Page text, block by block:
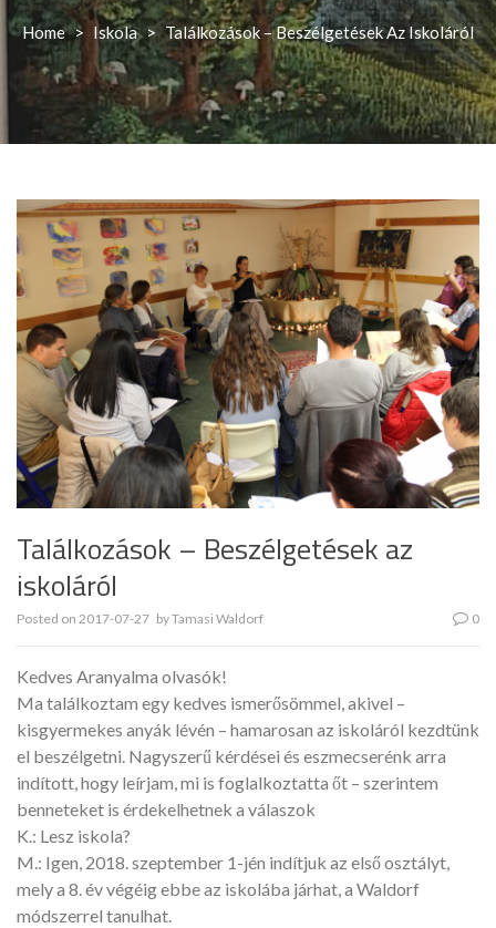
Home > Iskola > Találkozások – Beszélgetések Az Iskoláról
Találkozások – Beszélgetések az
iskoláról
Posted on 2017-07-27 byTamasi Waldorf 0
Kedves Aranyalma olvasók!
Ma találkoztam egy kedves ismerősömmel, akivel –
kisgyermekes anyák lévén – hamarosan az iskoláról kezdtünk
el beszélgetni. Nagyszerű kérdései és eszmecserénk arra
indított, hogy leírjam, mi is foglalkoztatta őt – szerintem
benneteket is érdekelhetnek a válaszok
K.: Lesz iskola?
M.: Igen, 2018. szeptember 1-jén indítjuk az első osztályt,
mely a 8. év végéig ebbe az iskolába járhat, a Waldorf
módszerrel tanulhat.